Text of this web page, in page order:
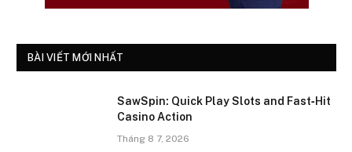
BÀI VIẾT MỚI NHẤT
SawSpin: Quick Play Slots and Fast‑Hit
Casino Action
Tháng 8 7, 2026